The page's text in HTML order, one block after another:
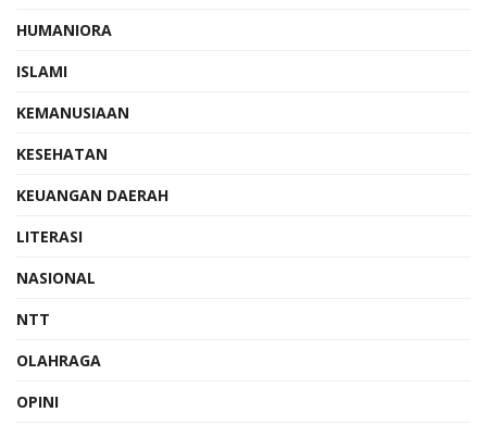
HUMANIORA
ISLAMI
KEMANUSIAAN
KESEHATAN
KEUANGAN DAERAH
LITERASI
NASIONAL
NTT
OLAHRAGA
OPINI